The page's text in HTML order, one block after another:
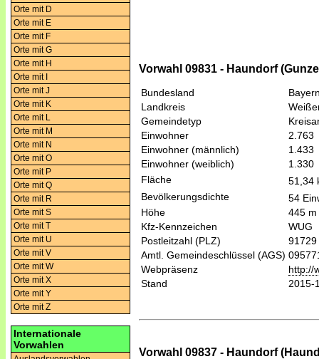
Orte mit D
Orte mit E
Orte mit F
Orte mit G
Orte mit H
Orte mit I
Orte mit J
Orte mit K
Orte mit L
Orte mit M
Orte mit N
Orte mit O
Orte mit P
Orte mit Q
Orte mit R
Orte mit S
Orte mit T
Orte mit U
Orte mit V
Orte mit W
Orte mit X
Orte mit Y
Orte mit Z
Internationale
Vorwahlen
Vorwahl 09831 - Haundorf
Bundesland
Landkreis
Gemeindetyp
Einwohner
2.763
Einwohner (männlich)
1.433
Einwohner (weiblich)
1.330
Fläche
51,34
Bevölkerungsdichte
54
Höhe
445 m
Kfz-Kennzeichen
WUG
Postleitzahl (PLZ)
91729
Amtl. Gemeindeschlüssel (AGS)
Webpräsenz
http://
Stand
2015-
Vorwahl 09837 - Haundorf